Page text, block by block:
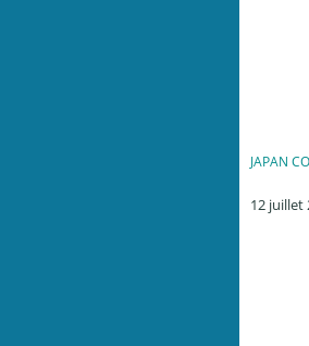
JAPAN
12 juillet